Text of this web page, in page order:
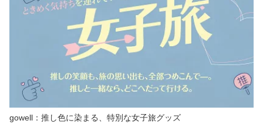
gowell：推し色に染まる、特別な女子旅グッズ